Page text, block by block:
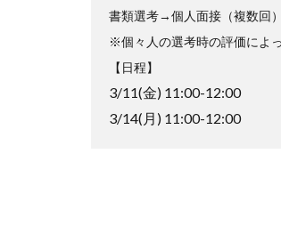
書類選考→個人面接（複数回
※個々人の選考時の評価によ
【日程】
3/11(金) 11:00-12:00
3/14(月) 11:00-12:00